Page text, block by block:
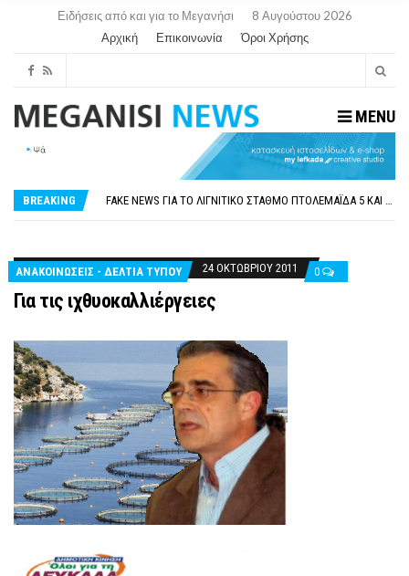
Ειδήσεις από και για το Μεγανήσι
8 Αυγούστου 2026
Αρχική
Επικοινωνία Όροι Χρήσης
MENU
BREAKING
ΠΑΡΑΙΤΉΘΗΚΕ Η ΑΝΤΙΔΉΜΑΡΧΟΣ ΠΟΛΙΤΙΣΜΟΎ ΜΕΓΑΝΗΣΊΟΥ Κ . ΕΥΑΓΓΕΛΊΑ ΜΕΛΆ. Η ΕΠΙΣΤΟΛΉ ΤΗΣ ΠΑΡΑΊΤΗΣΗΣ
FAKE NEWS ΓΙΑ ΤΟ ΛΙΓΝΙΤΙΚΌ ΣΤΑΘΜΌ ΠΤΟΛΕΜΑΪ́ΔΑ 5 ΚΑΙ ΤΗΝ ΕΝΕΡΓΕΙΑΚΉ ΑΣΦΆΛΕΙΑ ΤΗΣ ΧΏΡΑΣ
ΑΝΑΚΟΙΝΩΣΕΙΣ - ΔΕΛΤΙΑ ΤΥΠΟΥ
24 ΟΚΤΩΒΡΊΟΥ 2011 0
Για τις ιχθυοκαλλιέργειες